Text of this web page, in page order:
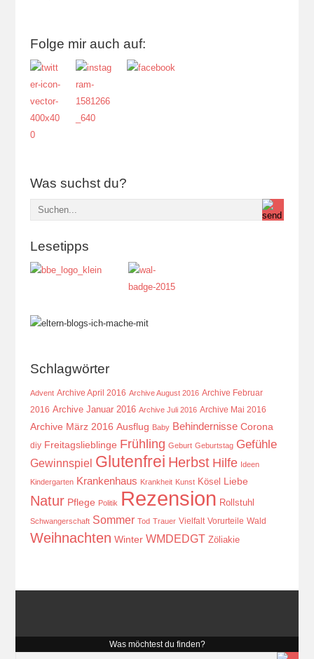
Folge mir auch auf:
Was suchst du?
Lesetipps
Schlagwörter
Advent Archive April 2016 Archive August 2016 Archive Februar
2016 Archive Januar 2016 Archive Juli 2016 Archive Mai 2016
Archive März 2016 Ausflug Baby Behindernisse Corona
diy Freitagslieblinge Frühling Geburt Geburtstag Gefühle
Gewinnspiel Glutenfrei Herbst Hilfe Ideen
Kindergarten Krankenhaus Krankheit Kunst Kösel Liebe
Natur Pflege Politik Rezension Rollstuhl
Schwangerschaft Sommer Tod Trauer Vielfalt Vorurteile Wald
Weihnachten Winter WMDEDGT Zöliakie
Was möchtest du finden?